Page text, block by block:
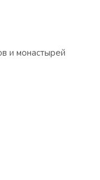
и монастырей